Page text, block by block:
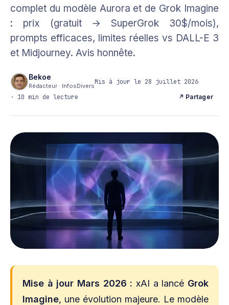
complet du modèle Aurora et de Grok Imagine
: prix (gratuit → SuperGrok 30$/mois),
prompts efficaces, limites réelles vs DALL-E 3
et Midjourney. Avis honnête.
Bekoe
Rédacteur · InfosDiversMis à jour le 28 juillet 2026
· 10 min de lecture
↗ Partager
Mise à jour Mars 2026 : xAI a lancé Grok
Imagine, une évolution majeure. Le modèle